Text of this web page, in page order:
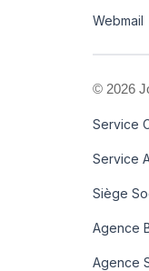
Webmail
© 2026
Service
Service
Siège
Agence
Agence